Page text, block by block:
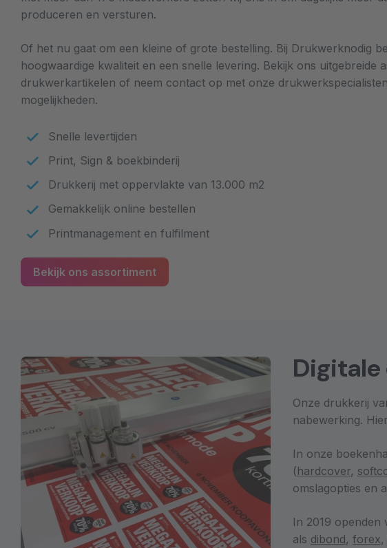
produceren en versturen.
Of het nu gaat om een kleine of grote bestelling. Bij Drukwerknodig
hoogwaardige kwaliteit en een snelle levering. Bekijk ons uitgebreide
drukwerkartikelen of neem contact op met onze
mogelijkheden.
Snelle levertijden
Print, Sign & boekbinderij
Drukkerij met oppervlakte van 13.000 m2
Gemakkelijk online bestellen
Printmanagement en fulfilment
Bekijk ons assortiment
Onze drukkerij
nabewerking.
In onze
(hardcover,
omslagopties en
In 2019
als dibond, forex,